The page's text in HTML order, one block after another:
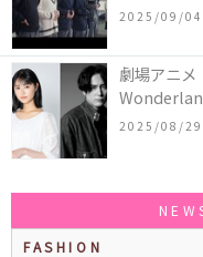
2025/09/04
劇場アニ
ュー
2025/08/29
FASHION